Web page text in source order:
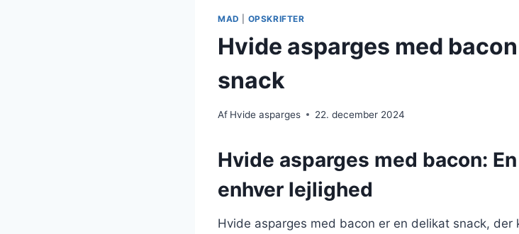
MAD OPSKRIFTER
Hvide asparges med
snack
Af Hvide asparges 22. december 2024
Hvide asparges med bacon:
enhver lejlighed
Hvide asparges med bacon er en delikat snack,